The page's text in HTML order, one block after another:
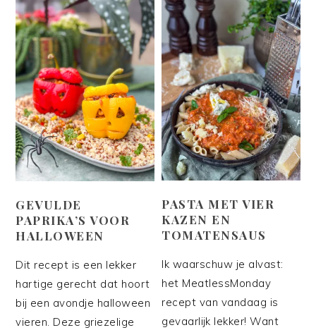
GEVULDE
PAPRIKA’S VOOR
HALLOWEEN
Dit recept is een lekker
hartige gerecht dat hoort
bij een avondje halloween
vieren. Deze griezelige
PASTA MET VIER
KAZEN EN
TOMATENSAUS
Ik waarschuw je alvast:
het MeatlessMonday
recept van vandaag is
gevaarlijk lekker! Want